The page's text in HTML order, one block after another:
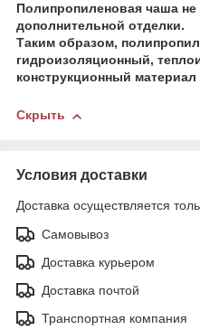
Полипропиленовая чаша не
дополнительной отделки.
Таким образом,
гидроизоляционный,
конструкционный
Скрыть
Условия доставки
Доставка осуществляется
Самовывоз
Доставка курьером
Доставка почтой
Транспортная компания